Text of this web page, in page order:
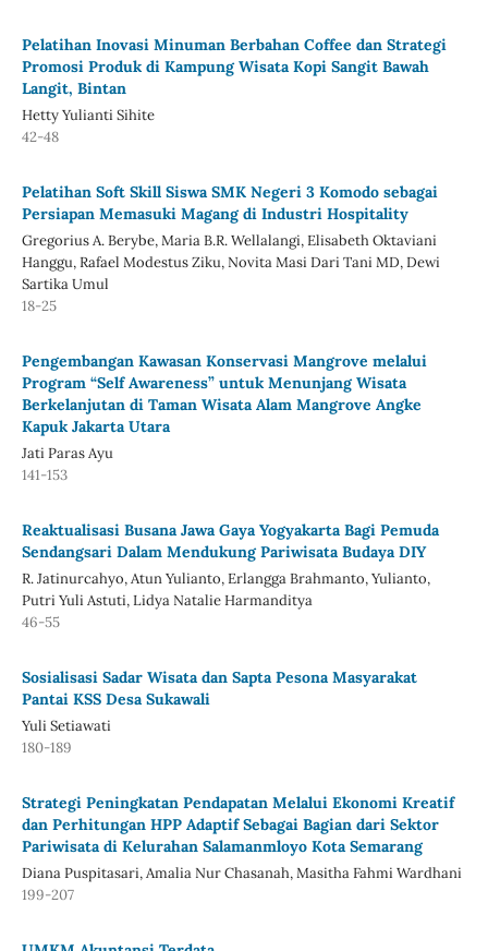
Pelatihan Inovasi Minuman Berbahan Coffee dan Strategi
Promosi Produk di Kampung Wisata Kopi Sangit Bawah
Langit, Bintan
Hetty Yulianti Sihite
42-48
Pelatihan Soft Skill Siswa SMK Negeri 3 Komodo sebagai
Persiapan Memasuki Magang di Industri Hospitality
Gregorius A. Berybe, Maria B.R. Wellalangi, Elisabeth Oktaviani
Hanggu, Rafael Modestus Ziku, Novita Masi Dari Tani MD, Dewi
Sartika Umul
18-25
Pengembangan Kawasan Konservasi Mangrove melalui
Program “Self Awareness” untuk Menunjang Wisata
Berkelanjutan di Taman Wisata Alam Mangrove Angke
Kapuk Jakarta Utara
Jati Paras Ayu
141-153
Reaktualisasi Busana Jawa Gaya Yogyakarta Bagi Pemuda
Sendangsari Dalam Mendukung Pariwisata Budaya DIY
R. Jatinurcahyo, Atun Yulianto, Erlangga Brahmanto, Yulianto,
Putri Yuli Astuti, Lidya Natalie Harmanditya
46-55
Sosialisasi Sadar Wisata dan Sapta Pesona Masyarakat
Pantai KSS Desa Sukawali
Yuli Setiawati
180-189
Strategi Peningkatan Pendapatan Melalui Ekonomi Kreatif
dan Perhitungan HPP Adaptif Sebagai Bagian dari Sektor
Pariwisata di Kelurahan Salamanmloyo Kota Semarang
Diana Puspitasari, Amalia Nur Chasanah, Masitha Fahmi Wardhani
199-207